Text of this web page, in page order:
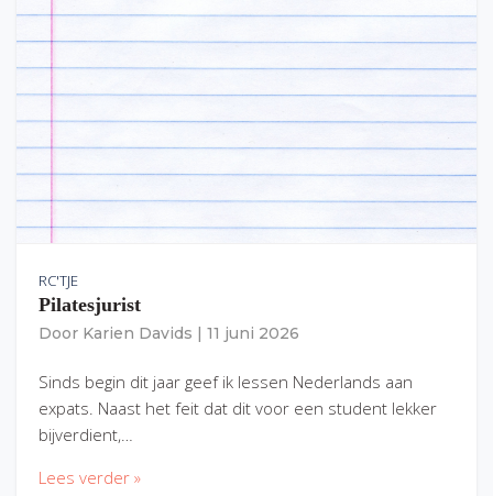
RC'TJE
Pilatesjurist
Door Karien Davids 11 juni 2026
Sinds begin dit jaar geef ik lessen Nederlands aan
expats. Naast het feit dat dit voor een student lekker
bijverdient,…
Lees verder »